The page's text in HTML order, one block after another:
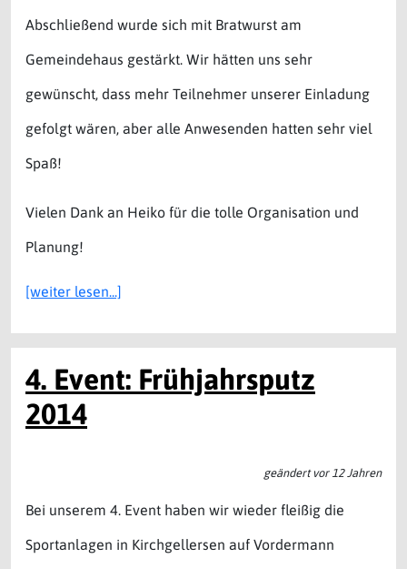
Abschließend wurde sich mit Bratwurst am
Gemeindehaus gestärkt. Wir hätten uns sehr
gewünscht, dass mehr Teilnehmer unserer Einladung
gefolgt wären, aber alle Anwesenden hatten sehr viel
Spaß!
Vielen Dank an Heiko für die tolle Organisation und
Planung!
[weiter lesen...]
4. Event: Frühjahrsputz
2014
geändert vor 12 Jahren
Bei unserem 4. Event haben wir wieder fleißig die
Sportanlagen in Kirchgellersen auf Vordermann